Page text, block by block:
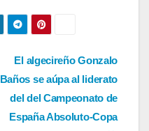
El algecireño Gonzalo
Baños se aúpa al liderato
del del Campeonato de
España Absoluto-Copa